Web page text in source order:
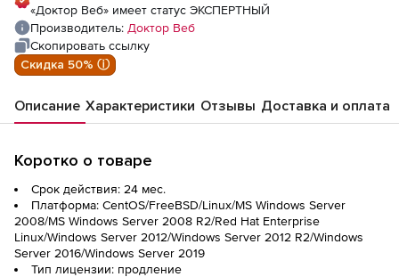
«Доктор Веб» имеет статус ЭКСПЕРТНЫЙ
Производитель: Доктор Веб
Скопировать ссылку
Скидка 50% ⓘ
Описание Характеристики Отзывы Доставка и оплата
Коротко о товаре
Срок действия: 24 мес.
Платформа: CentOS/FreeBSD/Linux/MS Windows Server
2008/MS Windows Server 2008 R2/Red Hat Enterprise
Linux/Windows Server 2012/Windows Server 2012 R2/Windows
Server 2016/Windows Server 2019
Тип лицензии: продление